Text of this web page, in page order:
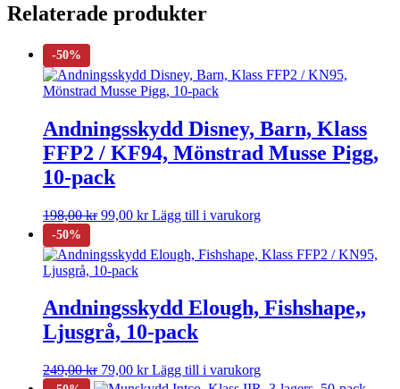
Relaterade produkter
Andningsskydd Disney, Barn, Klass
FFP2 / KF94, Mönstrad Musse Pigg,
10-pack
198,00kr 99,00 kr Lägg till i varukorg
Andningsskydd Elough, Fishshape,,
Ljusgrå, 10-pack
249,00kr 79,00 kr Lägg till i varukorg